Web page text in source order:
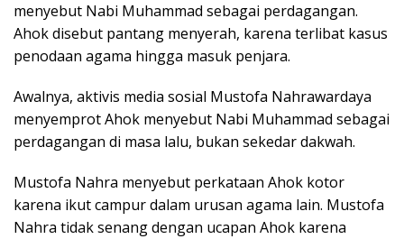
menyebut Nabi Muhammad sebagai perdagangan.
Ahok disebut pantang menyerah, karena terlibat kasus
penodaan agama hingga masuk penjara.
Awalnya, aktivis media sosial Mustofa Nahrawardaya
menyemprot Ahok menyebut Nabi Muhammad sebagai
perdagangan di masa lalu, bukan sekedar dakwah.
Mustofa Nahra menyebut perkataan Ahok kotor
karena ikut campur dalam urusan agama lain. Mustofa
Nahra tidak senang dengan ucapan Ahok karena